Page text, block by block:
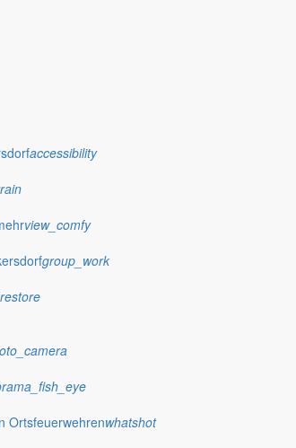
accessibility
view_comfy
group_work
restore
Ortsfeuerwehrenwhatshot